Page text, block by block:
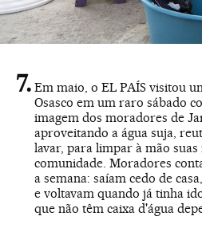
Em maio, o EL PAÍS visitou
Osasco em um raro sábado
imagem dos moradores de
aproveitando a água suja,
lavar, para limpar à mão
comunidade. Moradores
a semana: saíam cedo de
e voltavam quando já tinha
que não têm caixa d'água